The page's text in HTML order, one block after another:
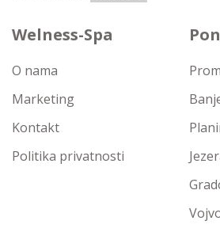
Welness-Spa
O nama
Marketing
Kontakt
Politika privatnosti